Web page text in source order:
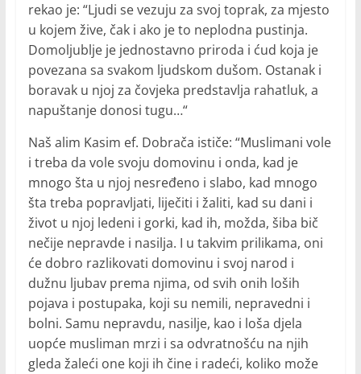
rekao je: “Ljudi se vezuju za svoj toprak, za mjesto
u kojem žive, čak i ako je to neplodna pustinja.
Domoljublje je jednostavno priroda i ćud koja je
povezana sa svakom ljudskom dušom. Ostanak i
boravak u njoj za čovjeka predstavlja rahatluk, a
napuštanje donosi tugu…“
Naš alim Kasim ef. Dobrača ističe: “Muslimani vole
i treba da vole svoju domovinu i onda, kad je
mnogo šta u njoj nesređeno i slabo, kad mnogo
šta treba popravljati, liječiti i žaliti, kad su dani i
život u njoj ledeni i gorki, kad ih, možda, šiba bič
nečije nepravde i nasilja. I u takvim prilikama, oni
će dobro razlikovati domovinu i svoj narod i
dužnu ljubav prema njima, od svih onih loših
pojava i postupaka, koji su nemili, nepravedni i
bolni. Samu nepravdu, nasilje, kao i loša djela
uopće musliman mrzi i sa odvratnošću na njih
gleda žaleći one koji ih čine i radeći, koliko može